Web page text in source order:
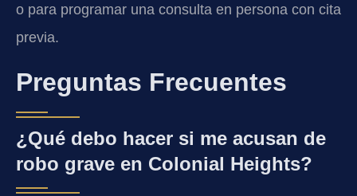
o para programar una consulta en persona con cita
previa.
Preguntas Frecuentes
¿Qué debo hacer si me acusan de
robo grave en Colonial Heights?